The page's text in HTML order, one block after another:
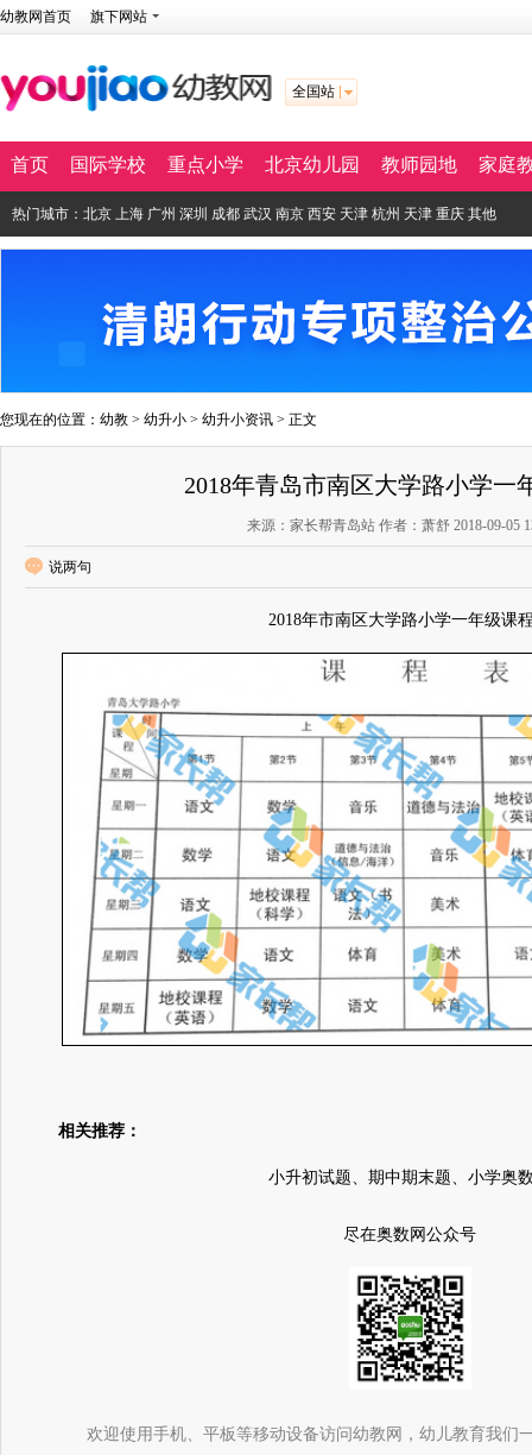
幼教网首页 旗下网站
全国站
首页 国际学校 重点小学 北京幼儿园 教师园地 家庭
热门城市： 北京 上海 广州 深圳 成都 武汉 南京 西安 天津 杭州 天津 重庆 其他
您现在的位置： 幼教 > 幼升小 > 幼升小资讯 > 正文
2018年青岛市南区大学路小学一
来源：家长帮青岛站 作者：萧舒 2018-09-05
说两句
2018年市南区大学路小学一年级课
相关推荐：
小升初试题、期中期末题、小学奥
尽在奥数网公众号
欢迎使用手机、平板等移动设备访问幼教网，幼儿教育我们